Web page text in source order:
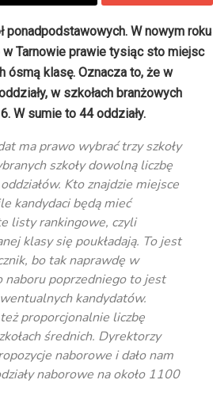
ponadpodstawowych. W nowym roku
Tarnowie prawie tysiąc sto miejsc
ósmą klasę. Oznacza to, że w
w szkołach branżowych
W sumie to 44 oddziały.
ma prawo wybrać trzy szkoły
szkoły dowolną liczbę
Kto znajdzie miejsce
kandydaci będą mieć
listy rankingowe, czyli
klasy się poukładają. To jest
bo tak naprawdę w
naboru poprzedniego to jest
kandydatów.
proporcjonalnie liczbę
średnich. Dyrektorzy
naborowe i dało nam
naborowe na około 1100